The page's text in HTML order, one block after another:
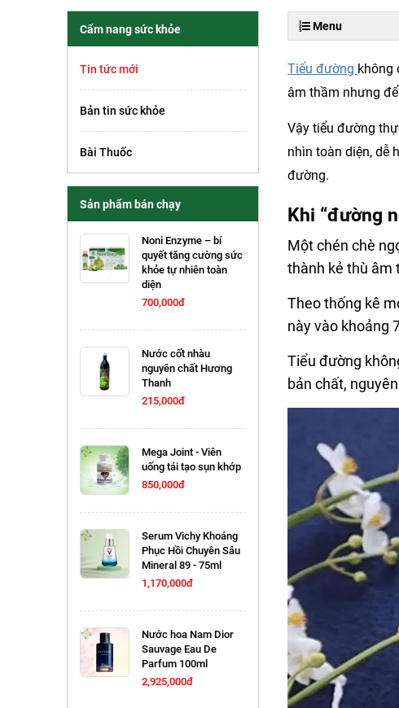
Cẩm nang sức khỏe
Tin tức mới
Bản tin sức khỏe
Bài Thuốc
Sản phẩm bán chạy
Noni Enzyme – bí
quyết tăng cường sức
khỏe tự nhiên toàn
diện
700,000đ
Nước cốt nhàu
nguyên chất Hương
Thanh
215,000đ
Mega Joint - Viên
uống tái tạo sụn khớp
850,000đ
Serum Vichy Khoáng
Phục Hồi Chuyên Sâu
Mineral 89 - 75ml
1,170,000đ
Nước hoa Nam Dior
Sauvage Eau De
Parfum 100ml
2,925,000đ
Menu
Tiểu đường không
âm thầm nhưng
Vậy tiểu đường
nhìn toàn diện, dễ
đường.
Khi “đường
Một chén chè
thành kẻ thù âm
Theo thống kê
này vào khoảng
Tiểu đường
bản chất,